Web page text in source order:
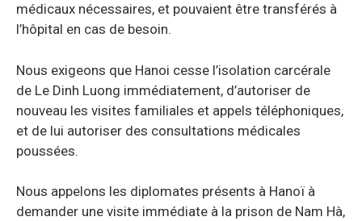
médicaux nécessaires, et pouvaient être transférés à
l’hôpital en cas de besoin.
Nous exigeons que Hanoi cesse l’isolation carcérale
de Le Dinh Luong immédiatement, d’autoriser de
nouveau les visites familiales et appels téléphoniques,
et de lui autoriser des consultations médicales
poussées.
Nous appelons les diplomates présents à Hanoï à
demander une visite immédiate à la prison de Nam Hà,